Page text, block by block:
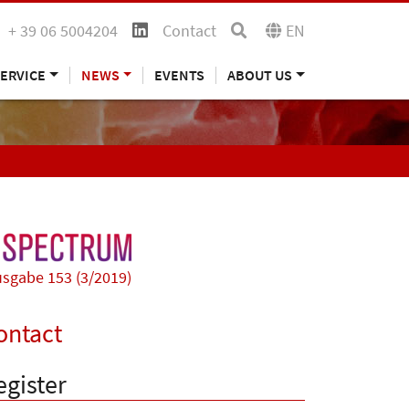
+ 39 06 5004204 Contact EN
NEWS EVENTS ABOUT US
153 (3/2019)